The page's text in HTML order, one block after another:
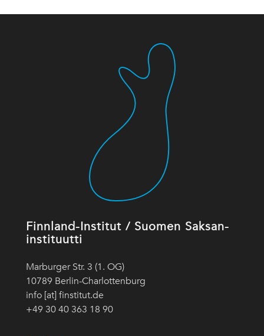
Finnland-Institut / Suomen Saksan-
instituutti
Marburger Str. 3 (1. OG)
10789 Berlin-Charlottenburg
info [at] finstitut.de
+49 30 40 363 18 90